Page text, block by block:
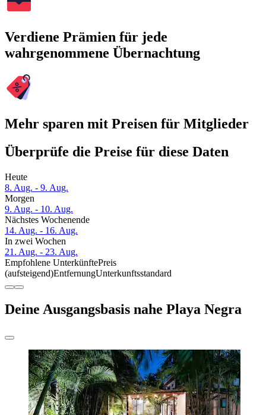
Verdiene Prämien für jede
wahrgenommene Übernachtung
Mehr sparen mit Preisen für Mitglieder
Überprüfe die Preise für diese Daten
Heute
8. Aug. - 9. Aug.
Morgen
9. Aug. - 10. Aug.
Nächstes Wochenende
14. Aug. - 16. Aug.
In zwei Wochen
21. Aug. - 23. Aug.
Empfohlene UnterkünftePreis
(aufsteigend)EntfernungUnterkunftsstandard
Deine Ausgangsbasis nahe Playa Negra